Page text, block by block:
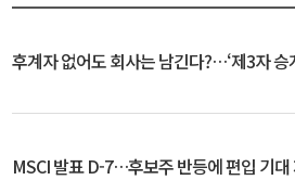
후계자 없어도 회사는 남긴다?…‘제3자
MSCI 발표 D-7…후보주 반등에 편입 기대